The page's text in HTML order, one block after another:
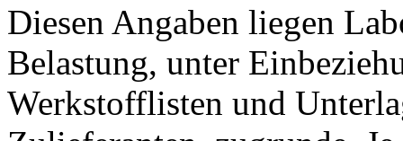
Diesen Angaben liegen
Belastung, unter
Werkstofflisten und